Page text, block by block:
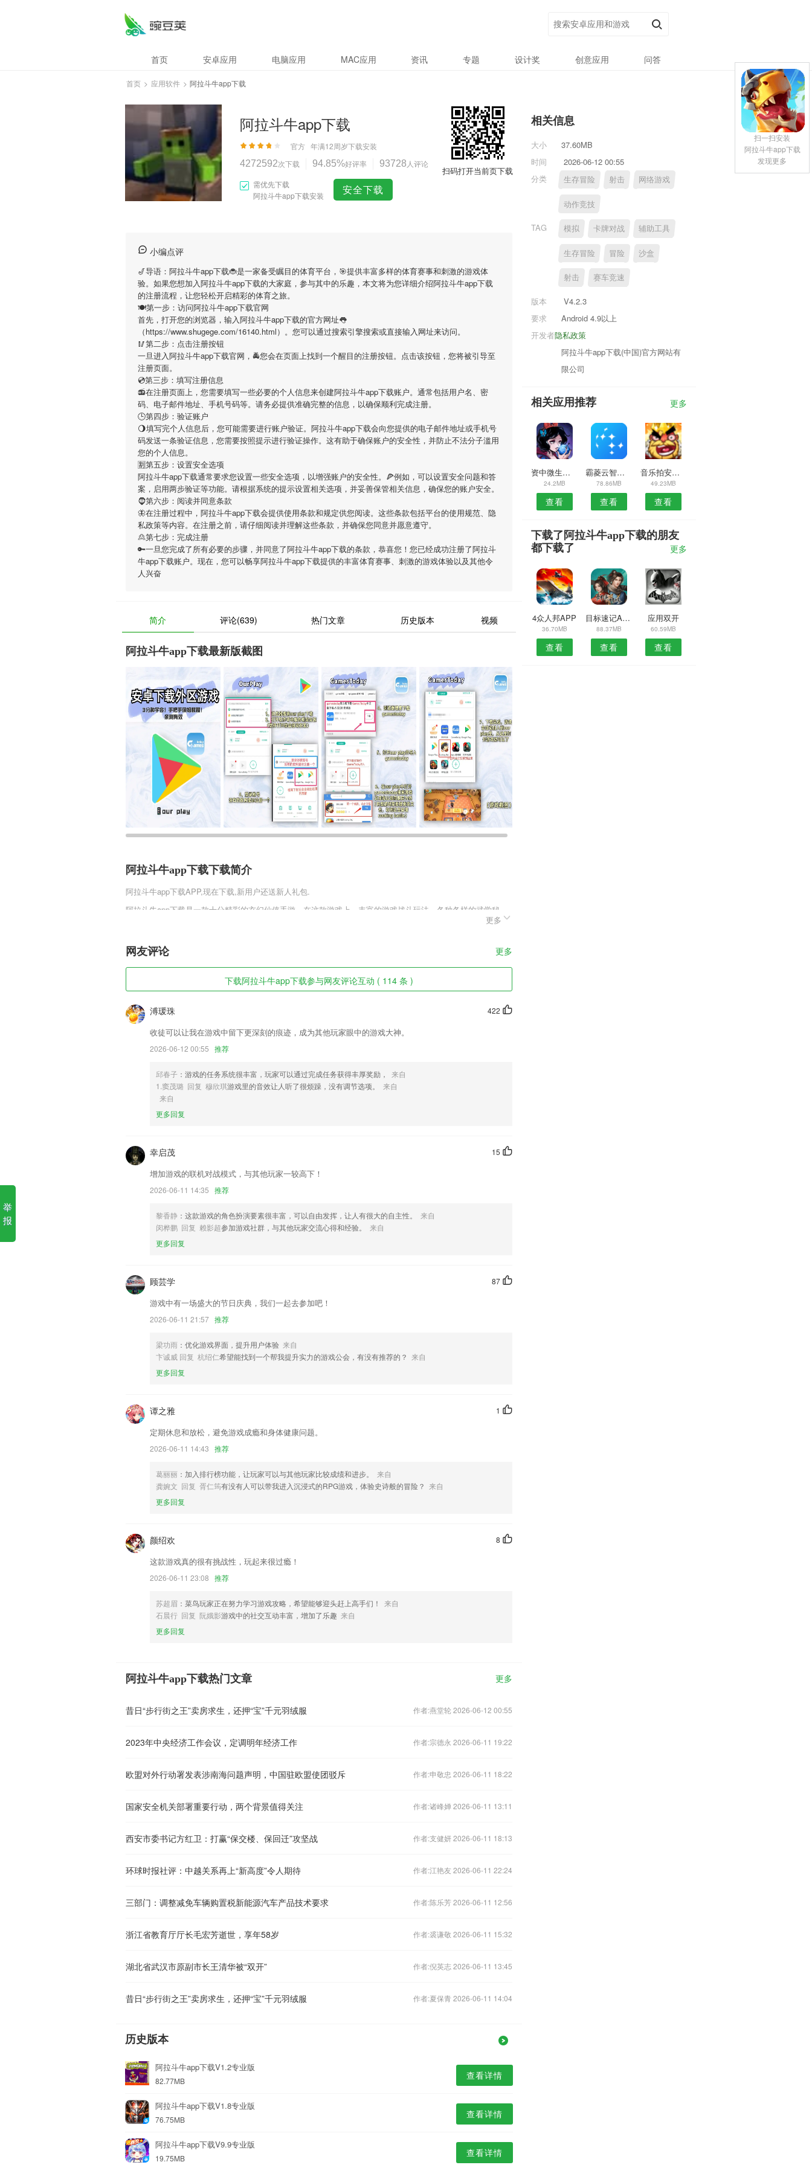
首页 安卓应用 电脑应用 MAC应用 资讯 专题 设计奖 创意应用 问答
首页 > 应用软件 > 阿拉斗牛app下载
阿拉斗牛app下载
官方 年满12周岁下载安装
4272592次下载 94.85%好评率 93728 人评论
需优先下载
阿拉斗牛app下载安装
安全下载
扫码打开当前页下载
小编点评
🎷导语： 阿拉斗牛app下载🐞是一家备受瞩目的体育平台，🎯提供丰富多样的体育赛事和刺激的游戏体
验。如果您想加入阿拉斗牛app下载的大家庭，参与其中的乐趣，本文将为您详细介绍阿拉斗牛app下载
的注册流程，让您轻松开启精彩的体育之旅。
🍽第一步：访问阿拉斗牛app下载官网
首先，打开您的浏览器，输入阿拉斗牛app下载的官方网址👅
（https://www.shugege.com/16140.html）。您可以通过搜索引擎搜索或直接输入网址来访问。
🥢第二步：点击注册按钮
一旦进入阿拉斗牛app下载官网，🚔您会在页面上找到一个醒目的注册按钮。点击该按钮，您将被引导至
注册页面。
💿第三步：填写注册信息
📻在注册页面上，您需要填写一些必要的个人信息来创建阿拉斗牛app下载账户。通常包括用户名、密
码、电子邮件地址、手机号码等。请务必提供准确完整的信息，以确保顺利完成注册。
🕒第四步：验证账户
🌖填写完个人信息后，您可能需要进行账户验证。 阿拉斗牛app下载会向您提供的电子邮件地址或手机号
码发送一条验证信息，您需要按照提示进行验证操作。这有助于确保账户的安全性，并防止不法分子滥用
您的个人信息。
🈹第五步：设置安全选项
阿拉斗牛app下载通常要求您设置一些安全选项，以增强账户的安全性。🍕例如，可以设置安全问题和答
案，启用两步验证等功能。请根据系统的提示设置相关选项，并妥善保管相关信息，确保您的账户安全。
🧔第六步：阅读并同意条款
🦋在注册过程中， 阿拉斗牛app下载会提供使用条款和规定供您阅读。这些条款包括平台的使用规范、隐
私政策等内容。在注册之前，请仔细阅读并理解这些条款，并确保您同意并愿意遵守。
🙎第七步：完成注册
🔑一旦您完成了所有必要的步骤，并同意了阿拉斗牛app下载的条款，恭喜您！您已经成功注册了阿拉斗
牛app下载账户。现在，您可以畅享阿拉斗牛app下载提供的丰富体育赛事、刺激的游戏体验以及其他令
人兴奋
简介 评论(639) 热门文章 历史版本 视频
阿拉斗牛app下载最新版截图
阿拉斗牛app下载下载简介
阿拉斗牛app下载APP,现在下载,新用户还送新人礼包.
阿拉斗牛app下载是一款十分精彩的玄幻仙侠手游，在这款游戏上，丰富的游戏战斗玩法，各种各样的武学秘
籍，去探寻世界的宝藏，去往秘境宝库寻找稀释珍宝，各种刺激的游戏挑战等待玩家去开启，选择自己喜欢的职
阿拉斗牛app下载软件特色
2,出众设计
3,迷宫和拼图两个小游戏，开发宝宝的智力。
4,【上车补票】自动检索可买票的站点，先上车再找动姐补票，妥妥的
5,【问诊表】
阿拉斗牛app下载软件优势
1.利用互联网让孩子在手机上快速的学习到优质的学习内容
2.在线免费直播，必考知识点，考试须知，历年真题讲解，手机听课兼刷题；
4.试卷题库：海量真题灵活掌握，模拟试题随心组合，试卷题库定期更新
5.·趣味动画结合人工智能互动，实现沉浸式美术教学。
6.所有的成语排序都是按首字母大写来排序，帮助我们可以更好地搜索我们想要知道的成语；
阿拉斗牛app下载更新了什么?
优化页面加载性能，运行更加流畅！
优化排序功能
修复代码联想功能
更新广告显示异常问题
联系我们
以上就是阿拉斗牛app下载的介绍，如果您喜欢这款软件，您可以到应用商店进行打分评论，说出您的使用经
历，以帮助我们更好的对产品进行优化修改。
更多
网友评论 更多
下载阿拉斗牛app下载参与网友评论互动 ( 114 条 )
422
溥瑗珠
收徒可以让我在游戏中留下更深刻的痕迹，成为其他玩家眼中的游戏大神。
2026-06-12 00:55 推荐
邱春子 ：游戏的任务系统很丰富，玩家可以通过完成任务获得丰厚奖励，
来自
1.窦茂璐 回复 穆欣琪游戏里的音效让人听了很烦躁，没有调节选项。
来自
来自
更多回复
15
幸启茂
增加游戏的联机对战模式，与其他玩家一较高下！
2026-06-11 14:35 推荐
黎香静 ：这款游戏的角色扮演要素很丰富，可以自由发挥，让人有很大的自主性。
来自
闵桦鹏 回复 赖影超参加游戏社群，与其他玩家交流心得和经验。
来自
更多回复
87
顾芸学
游戏中有一场盛大的节日庆典，我们一起去参加吧！
2026-06-11 21:57 推荐
梁功雨 ：优化游戏界面，提升用户体验 来自
卞诚威 回复 杭绍仁希望能找到一个帮我提升实力的游戏公会，有没有推荐的？ 来自
更多回复
1
谭之雅
定期休息和放松，避免游戏成瘾和身体健康问题。
2026-06-11 14:43 推荐
葛丽丽 ：加入排行榜功能，让玩家可以与其他玩家比较成绩和进步。
来自
龚婉文 回复 胥仁筠有没有人可以带我进入沉浸式的RPG游戏，体验史诗般的冒险？ 来自
更多回复
8
颜绍欢
这款游戏真的很有挑战性，玩起来很过瘾！
2026-06-11 23:08 推荐
苏超眉 ：菜鸟玩家正在努力学习游戏攻略，希望能够迎头赶上高手们！
来自
石晨行 回复 阮娥影游戏中的社交互动丰富，增加了乐趣 来自
更多回复
阿拉斗牛app下载热门文章 更多
昔日“步行街之王”卖房求生，还押“宝”千元羽绒服 作者:燕堂轮 2026-06-12 00:55
2023年中央经济工作会议，定调明年经济工作 作者:宗德永 2026-06-11 19:22
欧盟对外行动署发表涉南海问题声明，中国驻欧盟使团驳斥 作者:申敬忠 2026-06-11 18:22
国家安全机关部署重要行动，两个背景值得关注 作者:诸峰婵 2026-06-11 13:11
西安市委书记方红卫：打赢“保交楼、保回迁”攻坚战 作者:支健妍 2026-06-11 18:13
环球时报社评：中越关系再上“新高度”令人期待 作者:江艳友 2026-06-11 22:24
三部门：调整减免车辆购置税新能源汽车产品技术要求 作者:陈乐芳 2026-06-11 12:56
浙江省教育厅厅长毛宏芳逝世，享年58岁 作者:裘谦敬 2026-06-11 15:32
湖北省武汉市原副市长王清华被“双开” 作者:倪英志 2026-06-11 13:45
昔日“步行街之王”卖房求生，还押“宝”千元羽绒服 作者:夏保青 2026-06-11 14:04
历史版本
阿拉斗牛app下载V1.2专业版
82.77MB 查看详情
阿拉斗牛app下载V1.8专业版
76.75MB 查看详情
阿拉斗牛app下载V9.9专业版
19.75MB 查看详情
相关信息
大小
37.60MB
时间
2026-06-12 00:55
分类
生存冒险 射击 网络游戏
动作竞技
TAG 模拟 卡牌对战 辅助工具
生存冒险 冒险 沙盒
射击 赛车竞速
版本
V4.2.3
要求
Android 4.9以上
隐私政策
开发者
阿拉斗牛app下载(中国)官方网站有
限公司
相关应用推荐 更多
资中微生活安卓版
24.2MB
查看
霸菱云智能APP
78.86MB
查看
音乐拍安卓版
49.23MB
查看
下载了阿拉斗牛app下载的朋友
都下载了
更多
4众人邦APP
36.70MB
查看
目标速记APP
88.37MB
查看
应用双开
60.59MB
查看
扫一扫安装
阿拉斗牛app下载
发现更多
举
报